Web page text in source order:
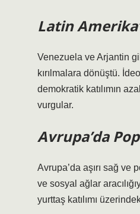
Latin
Venezuela ve Arjantin
kırılmalara dönüştü.
demokratik katılımın
vurgular.
Avrupa’da
Avrupa’da aşırı sağ
ve sosyal ağlar
yurttaş katılımı